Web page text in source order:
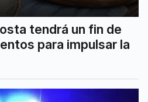
tendrá un fin de
para impulsar la